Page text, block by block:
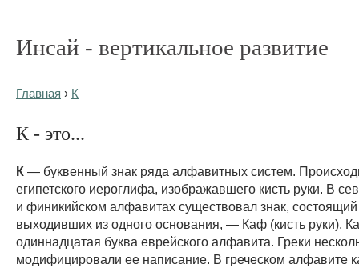
Инсай - вертикальное развитие
Главная › К
К - это...
К — буквенный знак ряда алфавитных систем.
египетского иероглифа, изображавшего кисть руки. В
и финикийском алфавитах существовал знак, состоящий
выходивших из одного основания, — Каф (кисть руки).
одиннадцатая буква еврейского алфавита. Греки
модифицировали ее написание. В греческом алфавите